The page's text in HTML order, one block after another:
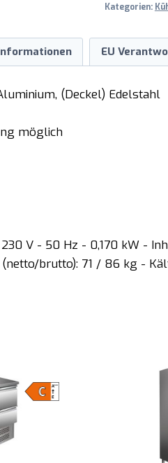
Kategorien:
EU
(Deckel) Edelstahl
möglich
V - 50 Hz - 0,170 kW -
brutto): 71 / 86 kg -